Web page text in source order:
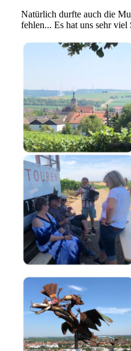
Natürlich durfte auch die
fehlen... Es hat uns sehr viel